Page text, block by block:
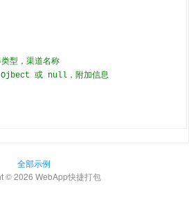
全部示例
© 2026 WebApp快捷打包